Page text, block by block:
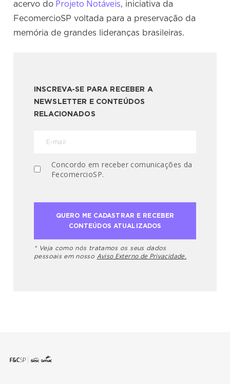
acervo do Projeto Notáveis, iniciativa da
FecomercioSP voltada para a preservação da
memória de grandes lideranças brasileiras.
INSCREVA-SE PARA RECEBER A
NEWSLETTER E CONTEÚDOS
RELACIONADOS
Concordo em receber comunicações da
FecomercioSP.
* Veja como nós tratamos os seus dados
pessoais em nosso Aviso Externo de Privacidade.